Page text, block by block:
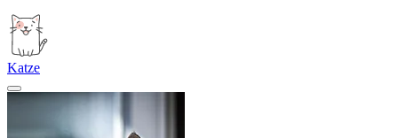
Katze